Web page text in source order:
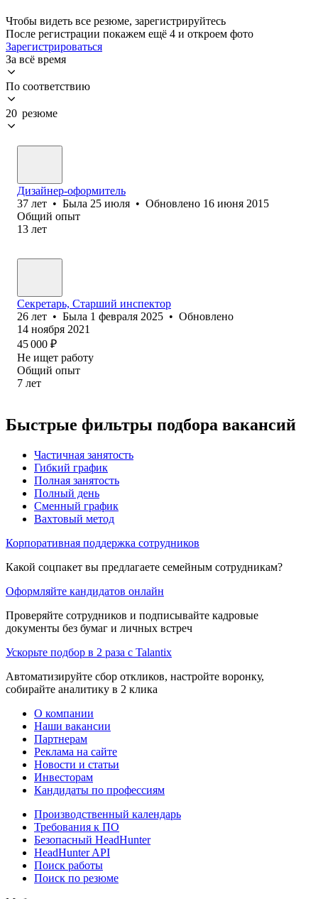
Чтобы видеть все резюме, зарегистрируйтесь
После регистрации покажем ещё 4 и откроем фото
Зарегистрироваться
За всё время
По соответствию
20 резюме
Дизайнер-оформитель
37 лет • Была 25 июля • Обновлено 16 июня 2015
Общий опыт
13 лет
Секретарь, Старший инспектор
26 лет • Была 1 февраля 2025 • Обновлено
14 ноября 2021
45 000 ₽
Не ищет работу
Общий опыт
7 лет
Быстрые фильтры подбора вакансий
Частичная занятость
Гибкий график
Полная занятость
Полный день
Сменный график
Вахтовый метод
Корпоративная поддержка сотрудников
Какой соцпакет вы предлагаете семейным сотрудникам?
Оформляйте кандидатов онлайн
Проверяйте сотрудников и подписывайте кадровые
документы без бумаг и личных встреч
Ускорьте подбор в 2 раза с Talantix
Автоматизируйте сбор откликов, настройте воронку,
собирайте аналитику в 2 клика
О компании
Наши вакансии
Партнерам
Реклама на сайте
Новости и статьи
Инвесторам
Кандидаты по профессиям
Производственный календарь
Требования к ПО
Безопасный HeadHunter
HeadHunter API
Поиск работы
Поиск по резюме